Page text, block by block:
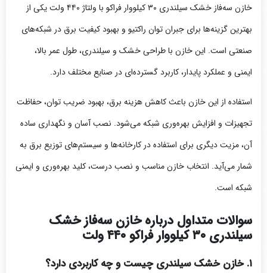
خازن سه‌فاز خشک سیلندری ۳۰ کیلووار فراکو با ولتاژ ۴۴۰ ولت یکی از
بهترین گزینه‌ها برای جبران توان راکتیو و بهبود کیفیت برق در شبکه‌های
صنعتی است. این خازن با طراحی خشک و سیلندری، طول عمر بالا،
ایمنی و عملکرد پایدار، کاربرد گسترده‌ای در صنایع مختلف دارد.
استفاده از این خازن باعث کاهش هزینه برق، بهبود ضریب توان، حفاظت
تجهیزات و افزایش بهره‌وری شبکه می‌شود. نصب آسان و نگهداری ساده
آن، مزیت دیگری برای استفاده در کارخانه‌ها و سیستم‌های توزیع برق به
شمار می‌آید. انتخاب خازن مناسب و نصب درست، کلید بهره‌وری و ایمنی
شبکه است.
سوالات متداول درباره خازن سه‌فاز خشک
سیلندری ۳۰ کیلووار فراکو ۴۴۰ ولت
۱. خازن خشک سیلندری چیست و چه کاربردی دارد؟